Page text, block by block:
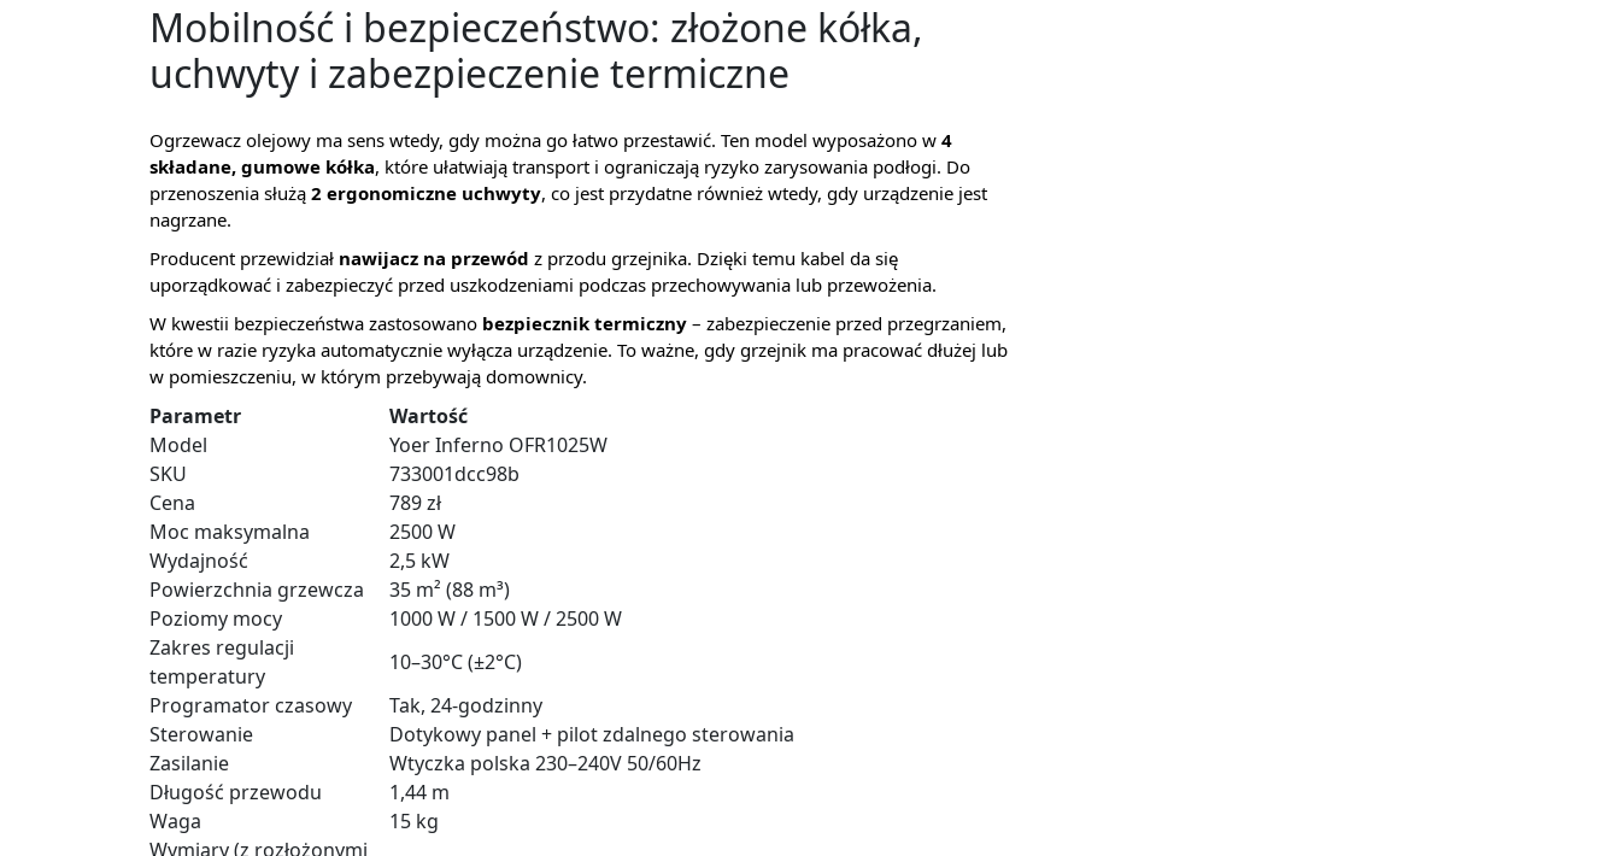
Mobilność i bezpieczeństwo: złożone kółka,
uchwyty i zabezpieczenie termiczne
Ogrzewacz olejowy ma sens wtedy, gdy można go łatwo przestawić. Ten model wyposażono w 4
składane, gumowe kółka, które ułatwiają transport i ograniczają ryzyko zarysowania podłogi. Do
przenoszenia służą 2 ergonomiczne uchwyty, co jest przydatne również wtedy, gdy urządzenie jest
nagrzane.
Producent przewidział nawijacz na przewód z przodu grzejnika. Dzięki temu kabel da się
uporządkować i zabezpieczyć przed uszkodzeniami podczas przechowywania lub przewożenia.
W kwestii bezpieczeństwa zastosowano bezpiecznik termiczny – zabezpieczenie przed przegrzaniem,
które w razie ryzyka automatycznie wyłącza urządzenie. To ważne, gdy grzejnik ma pracować dłużej lub
w pomieszczeniu, w którym przebywają domownicy.
Parametr
Wartość
Model
Yoer Inferno OFR1025W
SKU
733001dcc98b
Cena
789 zł
Moc maksymalna
2500 W
Wydajność
2,5 kW
Powierzchnia grzewcza
35 m² (88 m³)
Poziomy mocy
1000 W / 1500 W / 2500 W
Zakres regulacji
temperatury
10–30°C (±2°C)
Programator czasowy
Tak, 24-godzinny
Sterowanie
Dotykowy panel + pilot zdalnego sterowania
Zasilanie
Wtyczka polska 230–240V 50/60Hz
Długość przewodu
1,44 m
Waga
15 kg
Wymiary (z rozłożonymi